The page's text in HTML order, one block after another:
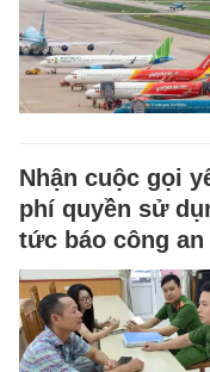
Nhận cuộc gọi
phí quyền sử
tức báo công an